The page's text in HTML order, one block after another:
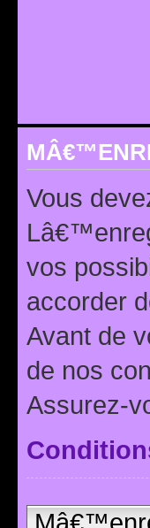
Vous
vos
accorder
Avant de
de nos
Assurez-